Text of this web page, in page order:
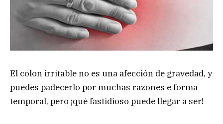
El colon irritable no es una afección de gravedad, y
puedes padecerlo por muchas razones e forma
temporal, pero ¡qué fastidioso puede llegar a ser!